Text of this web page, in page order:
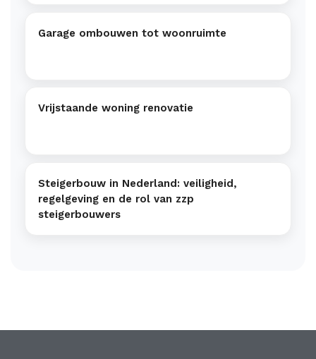
Garage ombouwen tot woonruimte
Vrijstaande woning renovatie
Steigerbouw in Nederland: veiligheid,
regelgeving en de rol van zzp
steigerbouwers